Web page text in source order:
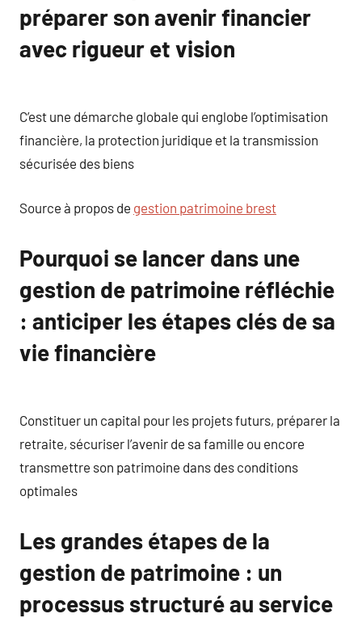
préparer son avenir financier
avec rigueur et vision
C’est une démarche globale qui englobe l’optimisation
financière, la protection juridique et la transmission
sécurisée des biens
Source à propos de gestion patrimoine brest
Pourquoi se lancer dans une
gestion de patrimoine réfléchie
: anticiper les étapes clés de sa
vie financière
Constituer un capital pour les projets futurs, préparer la
retraite, sécuriser l’avenir de sa famille ou encore
transmettre son patrimoine dans des conditions
optimales
Les grandes étapes de la
gestion de patrimoine : un
processus structuré au service